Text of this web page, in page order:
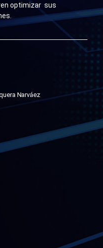
optimizar sus
Narváez